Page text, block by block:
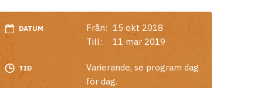
DATUM Från: 15 okt 2018
Till:
11 mar 2019
TID
Varierande, se program dag
för dag.